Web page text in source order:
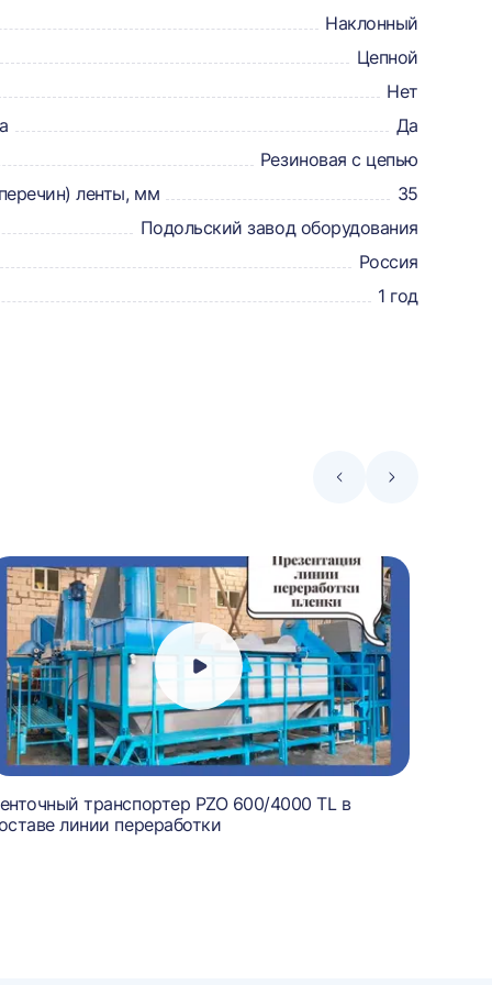
Наклонный
Цепной
Нет
Да
Резиновая с цепью
ленты, мм
35
Подольский завод оборудования
Россия
1 год
СтрелкаСтрелка
транспортер PZO 600/4000 TL в
линии переработки